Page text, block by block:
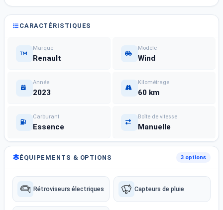
CARACTÉRISTIQUES
Marque
Renault
Modèle
Wind
Année
2023
Kilométrage
60 km
Carburant
Essence
Boîte de vitesse
Manuelle
ÉQUIPEMENTS & OPTIONS 3 options
Rétroviseurs électriques Capteurs de pluie